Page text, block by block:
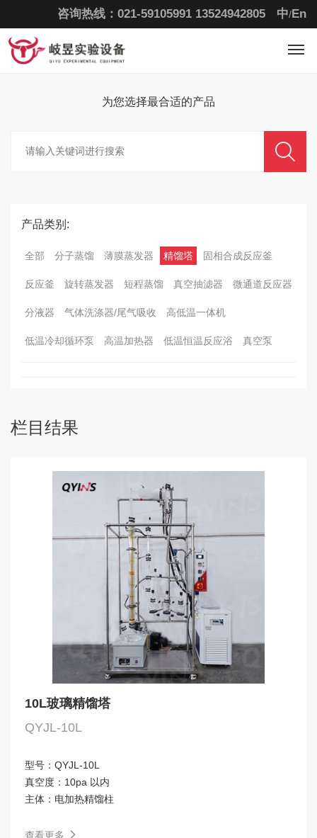
中/En
咨询热线：021-59105991 13524942805
为您选择最合适的产品
产品类别:
全部 分子蒸馏 薄膜蒸发器 精馏塔 固相合成反应釜
反应釜 旋转蒸发器 短程蒸馏 真空抽滤器 微通道反应器
分液器 气体洗涤器/尾气吸收 高低温一体机
低温冷却循环泵 高温加热器 低温恒温反应浴 真空泵
栏目结果
10L玻璃精馏塔
QYJL-10L
型号： QYJL-10L
真空度： 10pa 以内
主体： 电加热精馏柱
查看更多